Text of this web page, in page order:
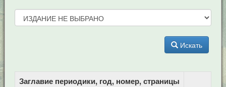
Искать
Заглавие периодики, год, номер, страницы